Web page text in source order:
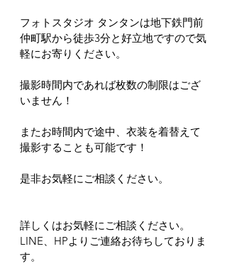
フォトスタジオ タンタンは地下鉄門前
仲町駅から徒歩3分と好立地ですので気
軽にお寄りください。
撮影時間内であれば枚数の制限はござ
いません！
またお時間内で途中、衣装を着替えて
撮影することも可能です！
是非お気軽にご相談ください。
詳しくはお気軽にご相談ください。
LINE、HPよりご連絡お待ちしておりま
す。